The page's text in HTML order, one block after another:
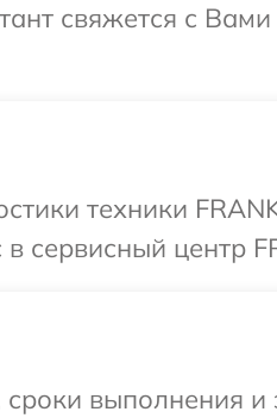
свяжется с
техники
сервисный центр
выполнения и